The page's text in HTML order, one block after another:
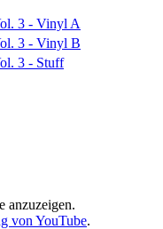
anzuzeigen.
von YouTube.